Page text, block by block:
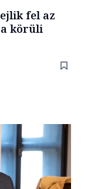
fel az
körüli